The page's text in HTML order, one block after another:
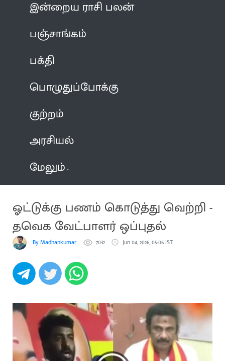
இன்றைய ராசி பலன்
பஞ்சாங்கம்
பக்தி
பொழுதுப்போக்கு
குற்றம்
அரசியல்
மேலும்
ஓட்டுக்கு பணம் கொடுத்து வெற்றி -
தவெக வேட்பாளர் ஒப்புதல்
By Madhankumar 7032 Jun 04, 2026, 05:06 IST